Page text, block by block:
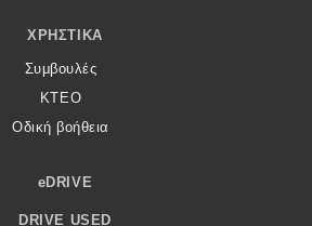
ΧΡΗΣΤΙΚΆ
Συμβουλές
ΚΤΕΟ
Οδική βοήθεια
eDRIVE
DRIVE USED